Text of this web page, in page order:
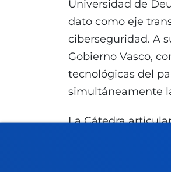
Universidad de
dato como eje
ciberseguridad. A
Gobierno Vasco,
tecnológicas del
simultáneamente
La Cátedra